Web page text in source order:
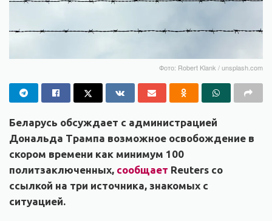
Фото: Robert Klank / unsplash.com
Беларусь обсуждает с администрацией
Дональда Трампа возможное освобождение в
скором времени как минимум 100
политзаключенных, сообщает Reuters со
ссылкой на три источника, знакомых с
ситуацией.